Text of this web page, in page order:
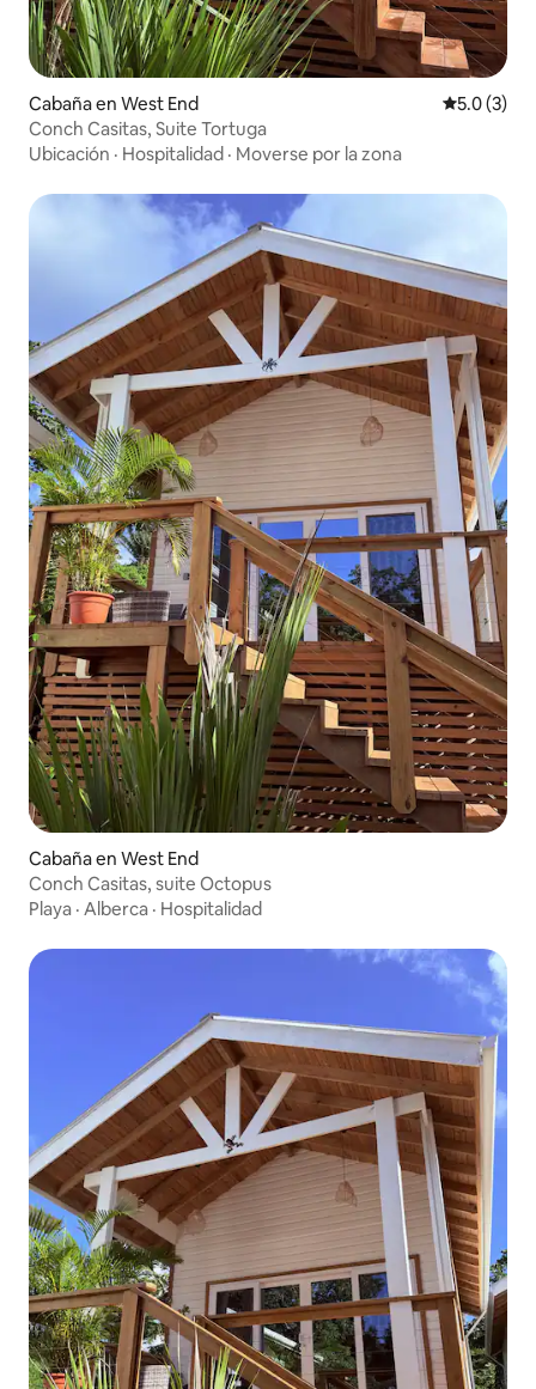
Cabaña en West End
5.0 (3)
Conch Casitas, Suite Tortuga
Ubicación · Hospitalidad · Moverse por la zona
Cabaña en West End
Conch Casitas, suite Octopus
Playa · Alberca · Hospitalidad